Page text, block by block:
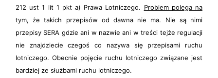
212 ust 1 lit 1 pkt a) Prawa Lotniczego. Problem polega na
tym, że takich przepisów od dawna nie ma. Nie są nimi
przepisy SERA gdzie ani w nazwie ani w treści tejże regulacji
nie znajdziecie czegoś co nazywa się przepisami ruchu
lotniczego. Obecnie pojęcie ruchu lotniczego związane jest
bardziej ze służbami ruchu lotniczego.